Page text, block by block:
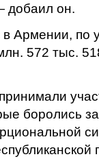
добаил он.
в Армении, по
572 тыс.
боролись